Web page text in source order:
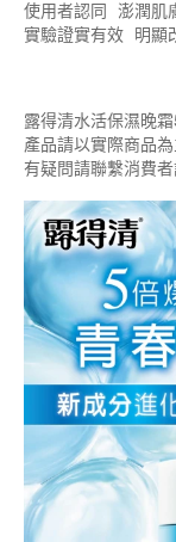
使用者認同 澎潤肌
實驗證實有效 明顯
露得清水活保濕晚
產品請以實際商品為
有疑問請聯繫消費